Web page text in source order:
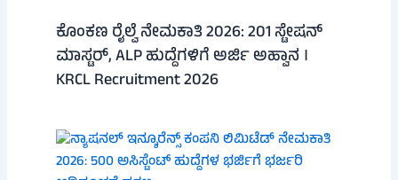
ಕೊಂಕಣ ರೈಲ್ವೆ ನೇಮಕಾತಿ 2026: 201 ಸ್ಟೇಷನ್
ಮಾಸ್ಟರ್, ALP ಹುದ್ದೆಗಳಿಗೆ ಅರ್ಜಿ ಅಹ್ವಾನ ।
KRCL Recruitment 2026